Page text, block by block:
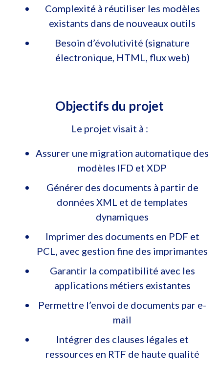
Complexité à réutiliser les modèles
existants dans de nouveaux outils
Besoin d’évolutivité (signature
électronique, HTML, flux web)
Objectifs du projet
Le projet visait à :
Assurer une migration automatique des
modèles IFD et XDP
Générer des documents à partir de
données XML et de templates
dynamiques
Imprimer des documents en PDF et
PCL, avec gestion fine des imprimantes
Garantir la compatibilité avec les
applications métiers existantes
Permettre l’envoi de documents par e-
mail
Intégrer des clauses légales et
ressources en RTF de haute qualité